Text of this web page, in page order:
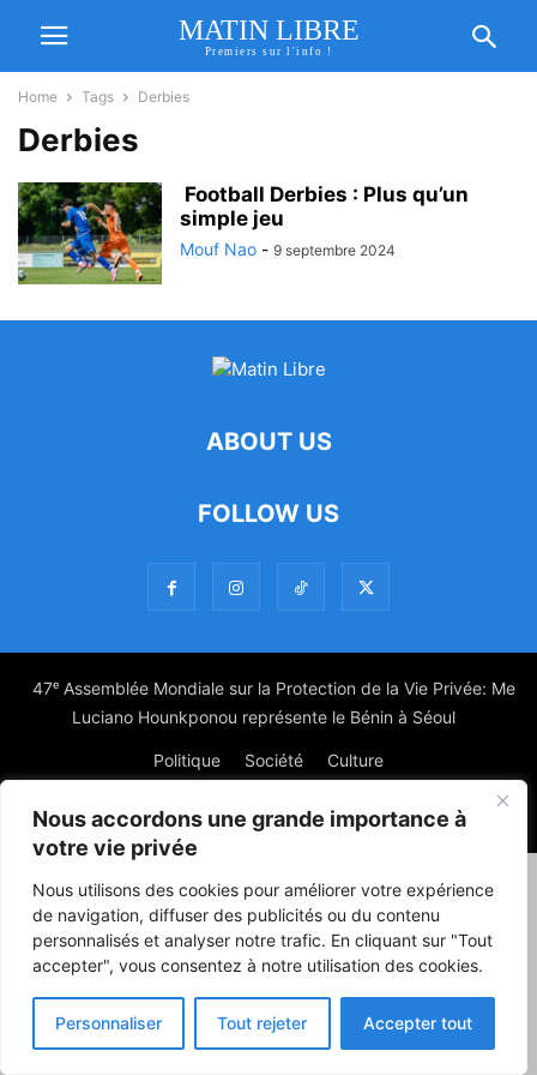
Nous accordons une grande importance à
votre vie privée
Nous utilisons des cookies pour améliorer votre expérience
de navigation, diffuser des publicités ou du contenu
personnalisés et analyser notre trafic. En cliquant sur "Tout
accepter", vous consentez à notre utilisation des cookies.
Personnaliser Tout rejeter Accepter tout
MATIN LIBRE
Premiers sur l'info !
Home Tags Derbies
Derbies
Football Derbies : Plus qu’un
simple jeu
Mouf Nao - 9 septembre 2024
ABOUT US
FOLLOW US
47ᵉ Assemblée Mondiale sur la Protection de la Vie Privée: Me
Luciano Hounkponou représente le Bénin à Séoul
Politique Société Culture
© Powered by digitXplus Francophone